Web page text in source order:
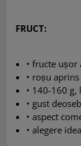
FRUCT:
•fructe ușor
• roșu
• 140-160 g,
• gust
•aspect
•alegere